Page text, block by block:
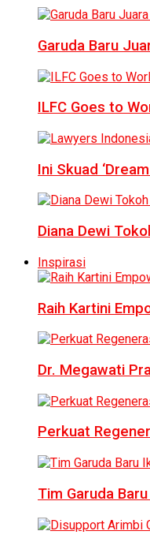
Garuda Baru
ILFC Goes to
Ini Skuad
Diana Dewi
Inspirasi
Raih Kartini
Dr. Megawati
Perkuat
Tim Garuda